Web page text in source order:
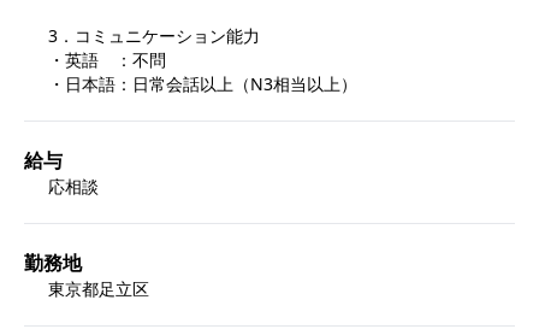
3．コミュニケーション能力
・英語　：不問
給与
応相談
勤務地
東京都足立区